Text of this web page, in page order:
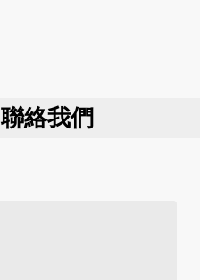
聯絡我們